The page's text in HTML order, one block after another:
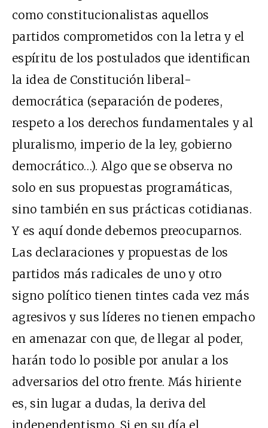
como constitucionalistas aquellos
partidos comprometidos con la letra y el
espíritu de los postulados que identifican
la idea de Constitución liberal-
democrática (separación de poderes,
respeto a los derechos fundamentales y al
pluralismo, imperio de la ley, gobierno
democrático…). Algo que se observa no
solo en sus propuestas programáticas,
sino también en sus prácticas cotidianas.
Y es aquí donde debemos preocuparnos.
Las declaraciones y propuestas de los
partidos más radicales de uno y otro
signo político tienen tintes cada vez más
agresivos y sus líderes no tienen empacho
en amenazar con que, de llegar al poder,
harán todo lo posible por anular a los
adversarios del otro frente. Más hiriente
es, sin lugar a dudas, la deriva del
independentismo. Si en su día el